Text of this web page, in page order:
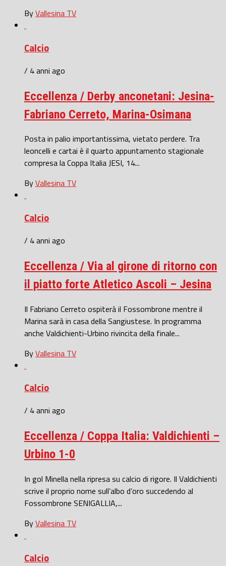
ByVallesina TV
Calcio
/ 4 anni ago
Eccellenza / Derby anconetani: Jesina-
Fabriano Cerreto, Marina-Osimana
Posta in palio importantissima, vietato perdere. Tra
leoncelli e cartai è il quarto appuntamento stagionale
compresa la Coppa Italia JESI, 14...
ByVallesina TV
Calcio
/ 4 anni ago
Eccellenza / Via al girone di ritorno con
il piatto forte Atletico Ascoli – Jesina
Il Fabriano Cerreto ospiterà il Fossombrone mentre il
Marina sarà in casa della Sangiustese. In programma
anche Valdichienti-Urbino rivincita della finale...
ByVallesina TV
Calcio
/ 4 anni ago
Eccellenza / Coppa Italia: Valdichienti –
Urbino 1-0
In gol Minella nella ripresa su calcio di rigore. Il Valdichienti
scrive il proprio nome sull’albo d’oro succedendo al
Fossombrone SENIGALLIA,...
ByVallesina TV
Calcio